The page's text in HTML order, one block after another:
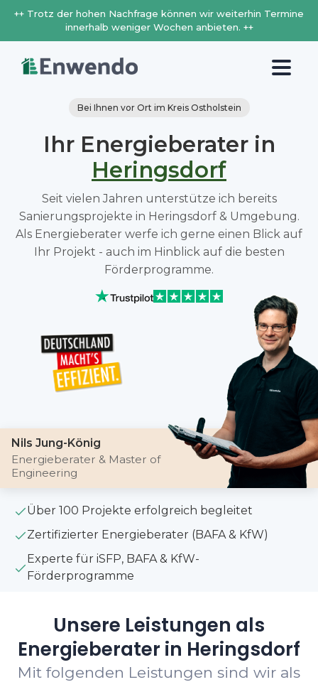
++ Trotz der hohen Nachfrage können wir weiterhin Termine
innerhalb weniger Wochen anbieten. ++
Bei Ihnen vor Ort im Kreis Ostholstein
Ihr Energieberater in
Heringsdorf
Seit vielen Jahren unterstütze ich bereits
Sanierungsprojekte in Heringsdorf & Umgebung.
Als Energieberater werfe ich gerne einen Blick auf
Ihr Projekt - auch im Hinblick auf die besten
Förderprogramme.
Nils Jung-König
Energieberater & Master of
Engineering
Über 100 Projekte erfolgreich begleitet
Zertifizierter Energieberater (BAFA & KfW)
Experte für iSFP, BAFA & KfW-
Förderprogramme
Unsere Leistungen als
Energieberater in Heringsdorf
Mit folgenden Leistungen sind wir als